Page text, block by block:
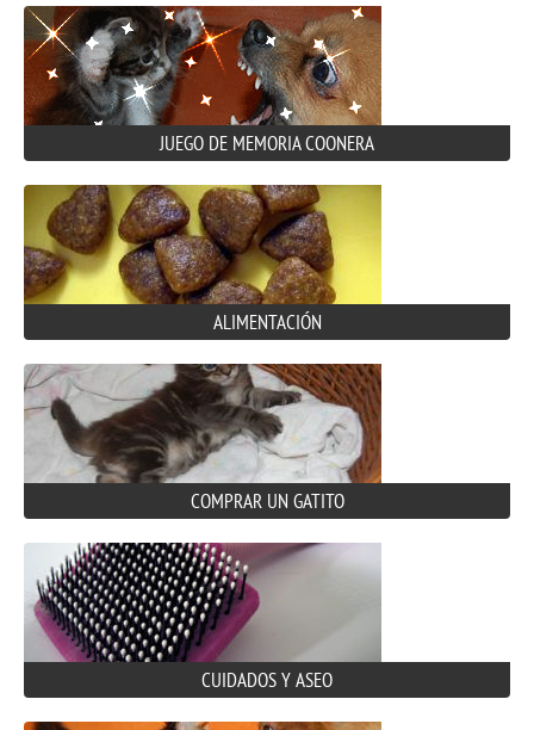
JUEGO DE MEMORIA COONERA
ALIMENTACIÓN
COMPRAR UN GATITO
CUIDADOS Y ASEO